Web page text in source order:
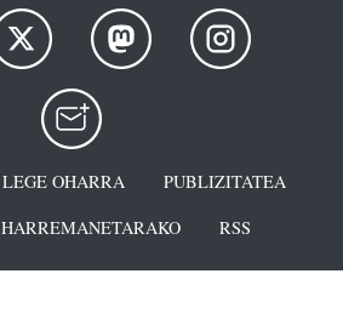
LEGE OHARRA
PUBLIZITATEA
HARREMANETARAKO RSS